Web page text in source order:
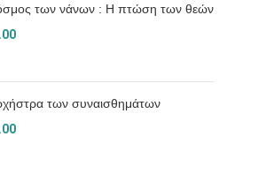
των νάνων : Η πτώση των θεών
των συναισθημάτων